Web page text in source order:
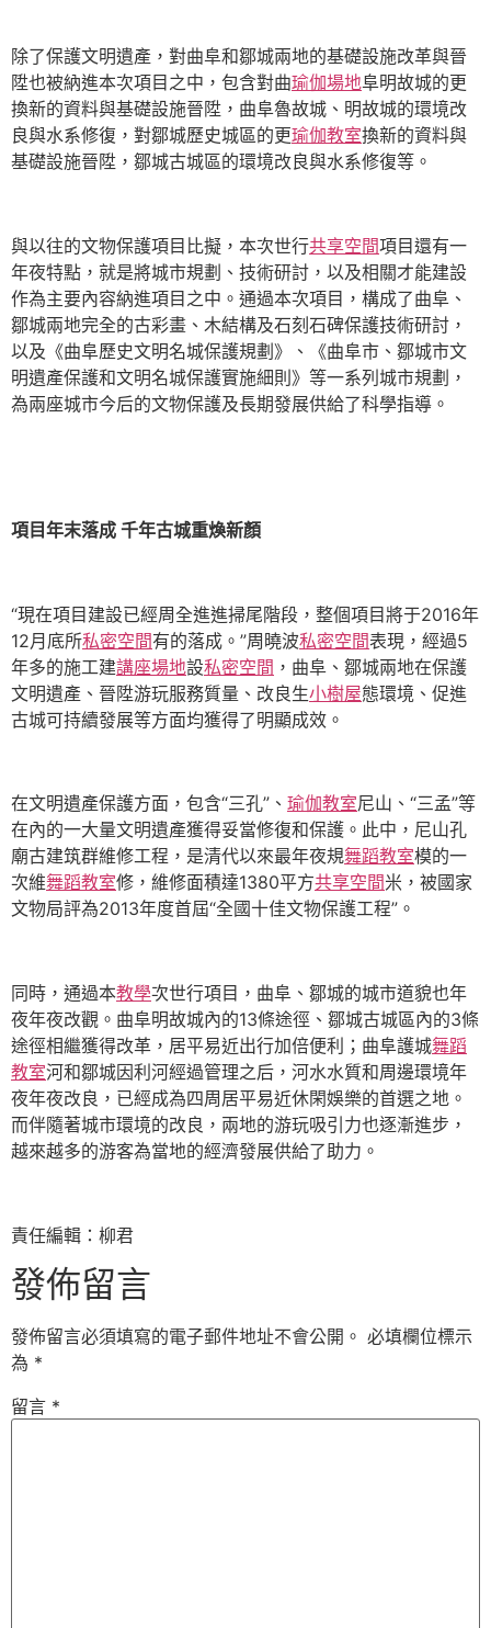
除了保護文明遺產，對曲阜和鄒城兩地的基礎設施改革與晉
陞也被納進本次項目之中，包含對曲瑜伽場地阜明故城的更
換新的資料與基礎設施晉陞，曲阜魯故城、明故城的環境改
良與水系修復，對鄒城歷史城區的更瑜伽教室換新的資料與
基礎設施晉陞，鄒城古城區的環境改良與水系修復等。
與以往的文物保護項目比擬，本次世行共享空間項目還有一
年夜特點，就是將城市規劃、技術研討，以及相關才能建設
作為主要內容納進項目之中。通過本次項目，構成了曲阜、
鄒城兩地完全的古彩畫、木結構及石刻石碑保護技術研討，
以及《曲阜歷史文明名城保護規劃》、《曲阜市、鄒城市文
明遺產保護和文明名城保護實施細則》等一系列城市規劃，
為兩座城市今后的文物保護及長期發展供給了科學指導。
項目年末落成 千年古城重煥新顏
“現在項目建設已經周全進進掃尾階段，整個項目將于2016年
12月底所私密空間有的落成。”周曉波私密空間表現，經過5
年多的施工建講座場地設私密空間 ，曲阜、鄒城兩地在保護
文明遺產、晉陞游玩服務質量、改良生小樹屋態環境、促進
古城可持續發展等方面均獲得了明顯成效。
在文明遺產保護方面，包含“三孔”、 瑜伽教室尼山、“三孟”等
在內的一大量文明遺產獲得妥當修復和保護。此中，尼山孔
廟古建筑群維修工程，是清代以來最年夜規舞蹈教室模的一
次維舞蹈教室修，維修面積達1380平方共享空間米，被國家
文物局評為2013年度首屆“全國十佳文物保護工程”。
同時，通過本教學次世行項目，曲阜、鄒城的城市道貌也年
夜年夜改觀。曲阜明故城內的13條途徑、鄒城古城區內的3條
途徑相繼獲得改革，居平易近出行加倍便利；曲阜護城舞蹈
教室河和鄒城因利河經過管理之后，河水水質和周邊環境年
夜年夜改良，已經成為四周居平易近休閑娛樂的首選之地。
而伴隨著城市環境的改良，兩地的游玩吸引力也逐漸進步，
越來越多的游客為當地的經濟發展供給了助力。
責任編輯：柳君
發佈留言
發佈留言必須填寫的電子郵件地址不會公開。 必填欄位標示
為 *
留言 *